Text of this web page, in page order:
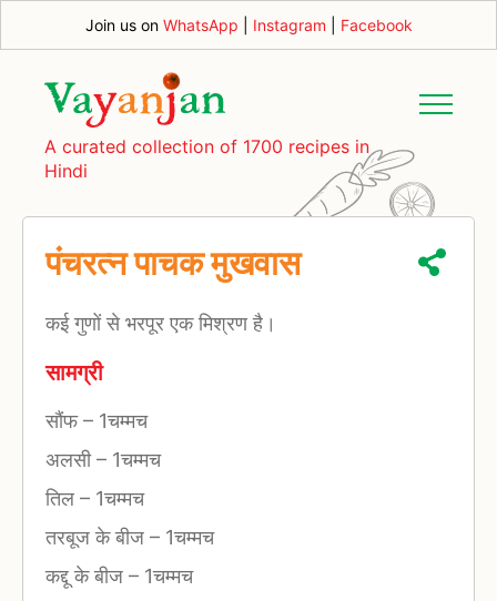
Join us on WhatsApp Instagram Facebook
A curated collection of 1700 recipes in
Hindi
पंचरत्न पाचक मुखवास
कई गुणों से भरपूर एक मिश्रण है।
सामग्री
सौंफ– 1चम्मच
अलसी– 1चम्मच
तिल – 1चम्मच
तरबूज के बीज – 1चम्मच
कद्दू के बीज – 1चम्मच